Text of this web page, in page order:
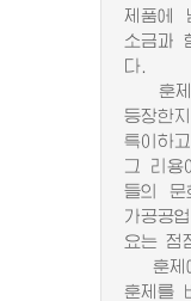
제품에
소금과
다.
훈제
등장한
특이하
그 리
들의 문
가공공
요는 점
훈제
훈제를